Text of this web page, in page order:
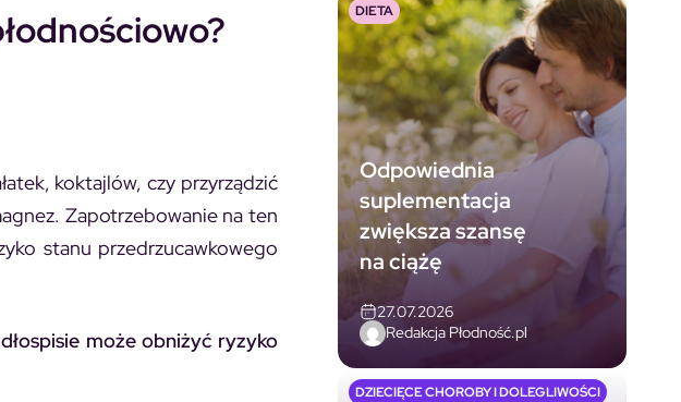
koktajlów, czy przyrządzić
Zapotrzebowanie na ten
stanu przedrzucawkowego
może obniżyć ryzyko
Odpowiednia
suplementacja
zwiększa szansę
na ciążę
27.07.2026
Redakcja Płodność.pl
DIETA
DZIECIĘCE CHOROBY I DOLEGLIWOŚCI